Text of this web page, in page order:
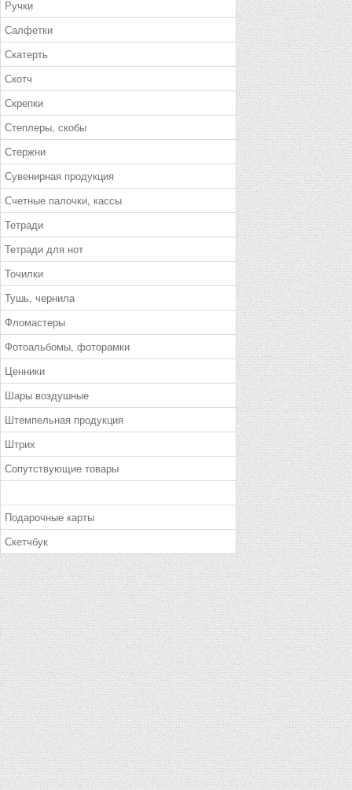
Ручки
Салфетки
Скатерть
Скотч
Скрепки
Степлеры, скобы
Стержни
Сувенирная продукция
Счетные палочки, кассы
Тетради
Тетради для нот
Точилки
Тушь, чернила
Фломастеры
Фотоальбомы, фоторамки
Ценники
Шары воздушные
Штемпельная продукция
Штрих
Сопутствующие товары
Подарочные карты
Скетчбук